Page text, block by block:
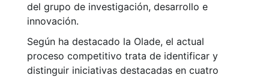
del grupo de investigación, desarrollo e
innovación.
Según ha destacado la Olade, el actual
proceso competitivo trata de identificar y
distinguir iniciativas destacadas en cuatro